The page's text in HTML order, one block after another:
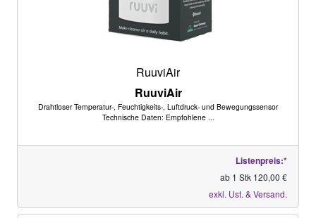
RuuviAir
RuuviAir
Drahtloser Temperatur-, Feuchtigkeits-, Luftdruck- und Bewegungssensor
Technische Daten: Empfohlene ...
Listenpreis:*
ab 1 Stk 120,00 €
exkl. Ust. & Versand.